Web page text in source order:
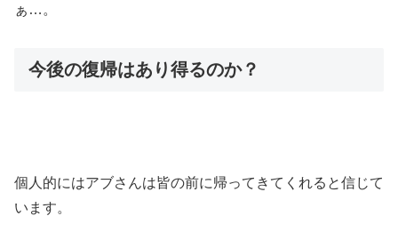
ぁ…。
今後の復帰はあり得るのか？
個人的にはアブさんは皆の前に帰ってきてくれる と信じて
います。